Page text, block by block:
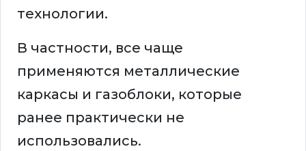
технологии.
В частности, все чаще
применяются металлические
каркасы и газоблоки, которые
ранее практически не
использовались.